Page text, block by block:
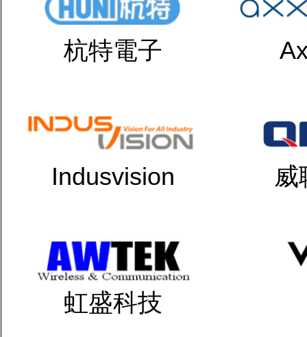
杭特電子
Indusvision 威
虹盛科技